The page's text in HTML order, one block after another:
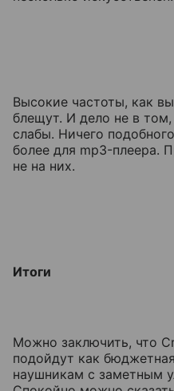
Высокие частоты, как
блещут. И дело не в
слабы. Ничего
более для mp3-плеера.
не на них.
Итоги
Можно заключить, что
подойдут как
наушникам с заметным